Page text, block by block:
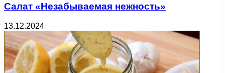
Салат «Незабываемая нежность»
13.12.2024